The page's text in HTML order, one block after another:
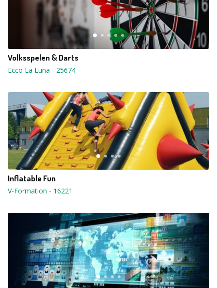
Volksspelen & Darts
Ecco La Luna - 25674
Inflatable Fun
V-Formation - 16221